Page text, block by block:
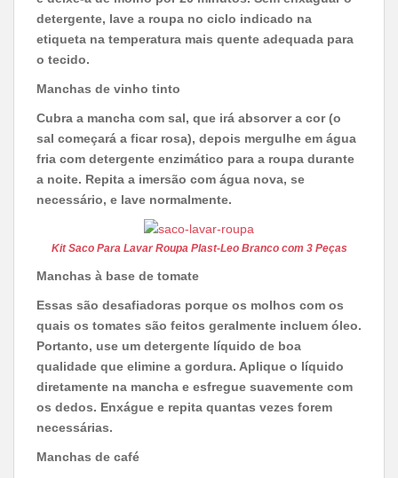
detergente, lave a roupa no ciclo indicado na
etiqueta na temperatura mais quente adequada para
o tecido.
Manchas de vinho tinto
Cubra a mancha com sal, que irá absorver a cor (o
sal começará a ficar rosa), depois mergulhe em água
fria com detergente enzimático para a roupa durante
a noite. Repita a imersão com água nova, se
necessário, e lave normalmente.
Kit Saco Para Lavar Roupa Plast-Leo Branco com 3 Peças
Manchas à base de tomate
Essas são desafiadoras porque os molhos com os
quais os tomates são feitos geralmente incluem óleo.
Portanto, use um detergente líquido de boa
qualidade que elimine a gordura. Aplique o líquido
diretamente na mancha e esfregue suavemente com
os dedos. Enxágue e repita quantas vezes forem
necessárias.
Manchas de café